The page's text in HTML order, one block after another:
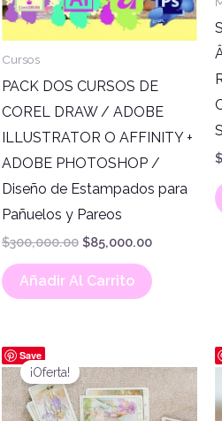
Cursos
PACK DOS CURSOS DE
COREL DRAW / ADOBE
ILLUSTRATOR O AFFINITY +
ADOBE PHOTOSHOP /
Diseño de Estampados para
Pañuelos y Pareos
$300,000.00 $85,000.00
Añadir Al Carrito
$
Save
¡Oferta!
precio
original
era:
$35,000.00.
precio
actual
es:
$25,000.00.